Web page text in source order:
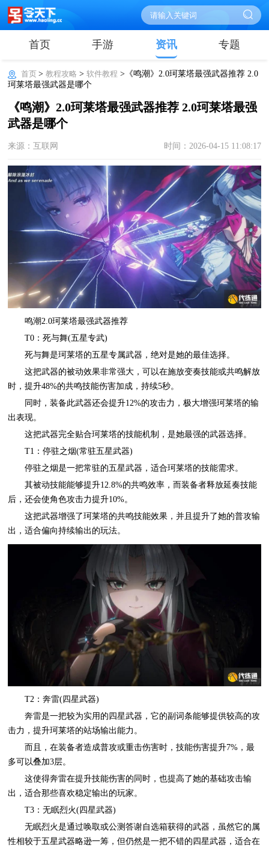
首页 手游 资讯 专题
首页>教程攻略 >软件教程 >《鸣潮》2.0珂莱塔最强武器推荐 2.0
珂莱塔最强武器是哪个
《鸣潮》2.0珂莱塔最强武器推荐 2.0珂莱塔最强
武器是哪个
来源：互联网 时间：2026-04-15 11:08:17
鸣潮2.0珂莱塔最强武器推荐
T0：死与舞(五星专武)
死与舞是珂莱塔的五星专属武器，绝对是她的最佳选择。
这把武器的被动效果非常强大，可以在施放变奏技能或共鸣解放
时，提升48%的共鸣技能伤害加成，持续5秒。
同时，装备此武器还会提升12%的攻击力，极大增强珂莱塔的输
出表现。
这把武器完全贴合珂莱塔的技能机制，是她最强的武器选择。
T1：停驻之烟(常驻五星武器)
停驻之烟是一把常驻的五星武器，适合珂莱塔的技能需求。
其被动技能能够提升12.8%的共鸣效率，而装备者释放延奏技能
后，还会使角色攻击力提升10%。
这把武器增强了珂莱塔的共鸣技能效果，并且提升了她的普攻输
出，适合偏向持续输出的玩法。
T2：奔雷(四星武器)
奔雷是一把较为实用的四星武器，它的副词条能够提供较高的攻
击力，提升珂莱塔的站场输出能力。
而且，在装备者造成普攻或重击伤害时，技能伤害提升7%，最
多可以叠加3层。
这使得奔雷在提升技能伤害的同时，也提高了她的基础攻击输
出，适合那些喜欢稳定输出的玩家。
T3：无眠烈火(四星武器)
无眠烈火是通过唤取或公测答谢自选箱获得的武器，虽然它的属
性相较于五星武器略逊一筹，但仍然是一把不错的四星武器，适合在